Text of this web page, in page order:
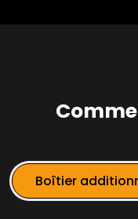
Boîtier